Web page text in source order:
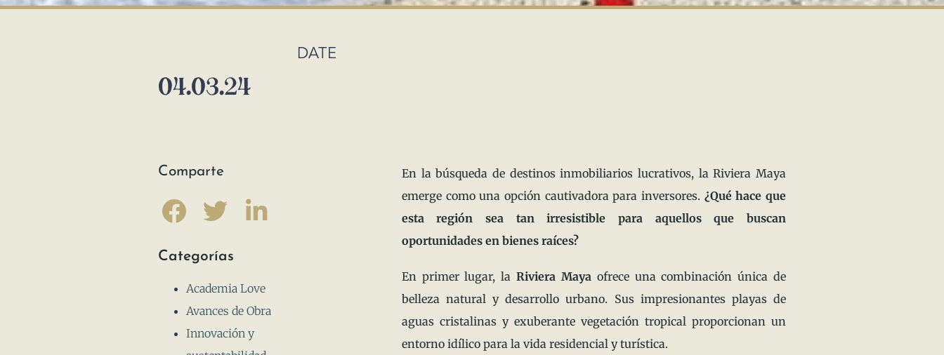
DATE
04.03.24
Comparte
Categorías
Academia Love
Avances de Obra
Innovación y
En la búsqueda de destinos inmobiliarios lucrativos, la Riviera Maya
emerge como una opción cautivadora para inversores. ¿Qué hace que
esta región sea tan irresistible para aquellos que buscan
oportunidades en bienes raíces?
En primer lugar, laRiviera Mayaofrece una combinación única de
belleza natural y desarrollo urbano. Sus impresionantes playas de
aguas cristalinas y exuberante vegetación tropical proporcionan un
entorno idílico para la vida residencial y turística.